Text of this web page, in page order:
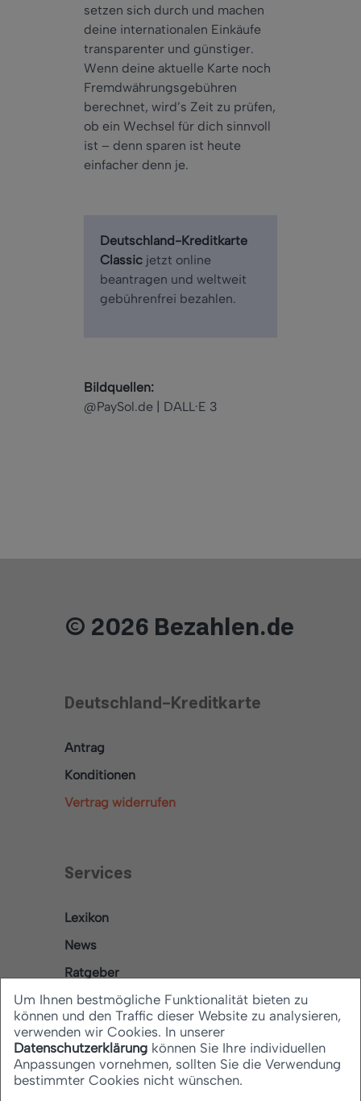
setzen sich durch und machen
deine internationalen Einkäufe
transparenter und günstiger.
Wenn deine aktuelle Karte noch
Fremdwährungsgebühren
berechnet, wird’s Zeit zu prüfen,
ob ein Wechsel für dich sinnvoll
ist – denn sparen ist heute
einfacher denn je.
Deutschland-Kreditkarte
Classic jetzt online
beantragen und weltweit
gebührenfrei bezahlen.
Bildquellen:
@PaySol.de | DALL·E 3
© 2026 Bezahlen.de
Deutschland-Kreditkarte
Antrag
Konditionen
Vertrag widerrufen
Services
Lexikon
News
Ratgeber
Rechtliches
Datenschutz
Um Ihnen bestmögliche Funktionalität bieten zu
können und den Traffic dieser Website zu analysieren,
verwenden wir Cookies. In unserer
Datenschutzerklärung können Sie Ihre individuellen
Anpassungen vornehmen, sollten Sie die Verwendung
bestimmter Cookies nicht wünschen.